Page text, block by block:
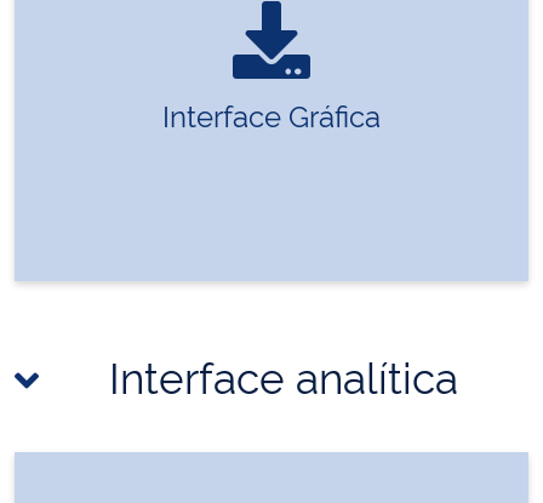
Interface Gráfica
Interface analítica